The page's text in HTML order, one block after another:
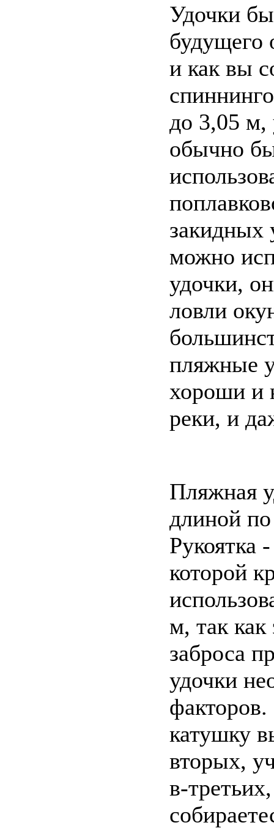
Удочки
будущего
и как вы
до 3,05 м,
обычно
закидных
можно
удочки,
ловли
пляжные
хороши и
реки, и
Пляжная
длиной
Рукоятка
которой
м, так как
заброса
удочки
катушку
вторых,
в-